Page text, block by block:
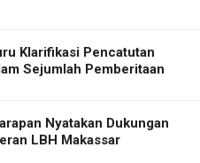
Klarifikasi Pencatutan
Sejumlah Pemberitaan
Nyatakan Dukungan
LBH Makassar